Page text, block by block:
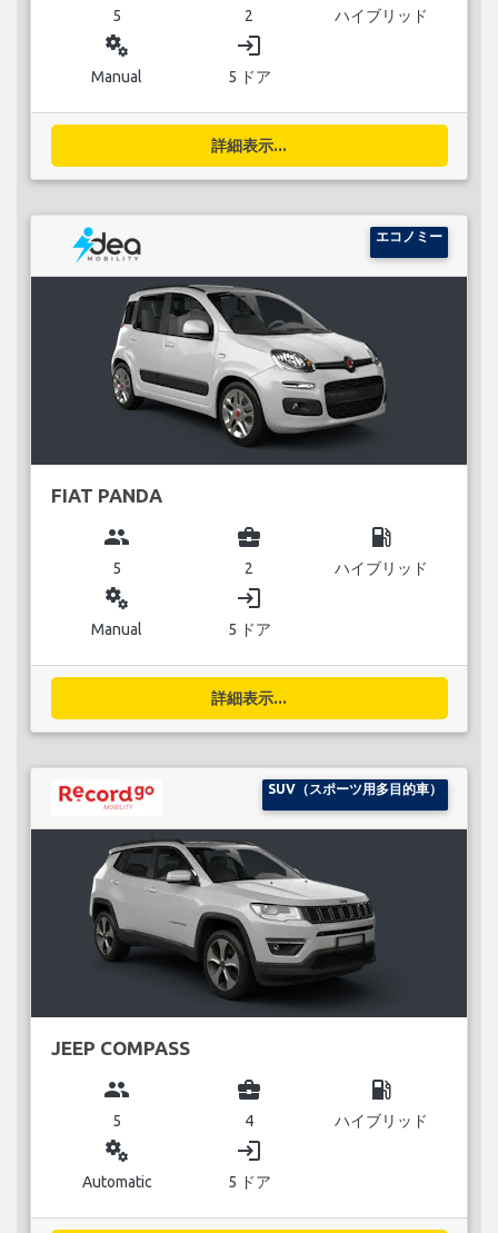
5 2 ハイブリッド
miscellaneous_services
Manual
login
5 ドア
詳細表示...
エコノミー
FIAT PANDA
group
5
business_center
2
local_gas_station
ハイブリッド
miscellaneous_services
Manual
login
5 ドア
詳細表示...
SUV（スポーツ用多目的車）
JEEP COMPASS
group
5
business_center
4
local_gas_station
ハイブリッド
miscellaneous_services
Automatic
login
5 ドア